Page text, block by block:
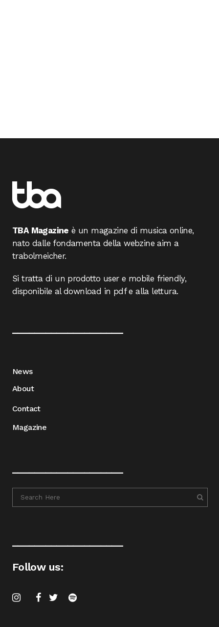
TBA Magazine è un magazine di musica online,
nato dalle fondamenta della webzine aim a
trabolmeicher.
Si tratta di un prodotto user e mobile friendly,
disponibile al download in pdf e alla lettura.
News
About
Contact
Magazine
Follow us: